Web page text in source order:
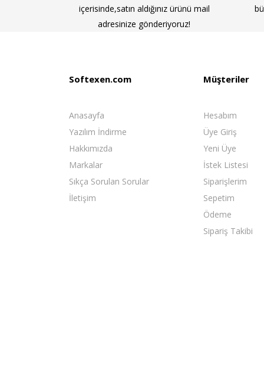
içerisinde,satın aldığınız ürünü mail
adresinize gönderiyoruz!
Softexen.com
Anasayfa
Yazılım İndirme
Hakkımızda
Markalar
Sıkça Sorulan Sorular
İletişim
Müşteriler
Hesabım
Üye Giriş
Yeni Üye
İstek Listesi
Siparişlerim
Sepetim
Ödeme
Sipariş Takibi